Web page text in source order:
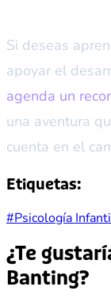
Si deseas
apoyar el
agenda un
una aventura
cuenta en el
Etiquetas:
#Psicología
¿Te
Banting?